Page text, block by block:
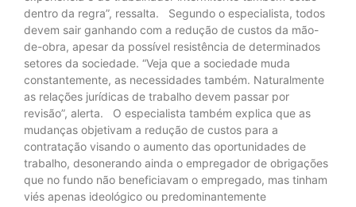
dentro da regra”, ressalta. Segundo o especialista, todos
devem sair ganhando com a redução de custos da mão-
de-obra, apesar da possível resistência de determinados
setores da sociedade. “Veja que a sociedade muda
constantemente, as necessidades também. Naturalmente
as relações jurídicas de trabalho devem passar por
revisão”, alerta. O especialista também explica que as
mudanças objetivam a redução de custos para a
contratação visando o aumento das oportunidades de
trabalho, desonerando ainda o empregador de obrigações
que no fundo não beneficiavam o empregado, mas tinham
viés apenas ideológico ou predominantemente